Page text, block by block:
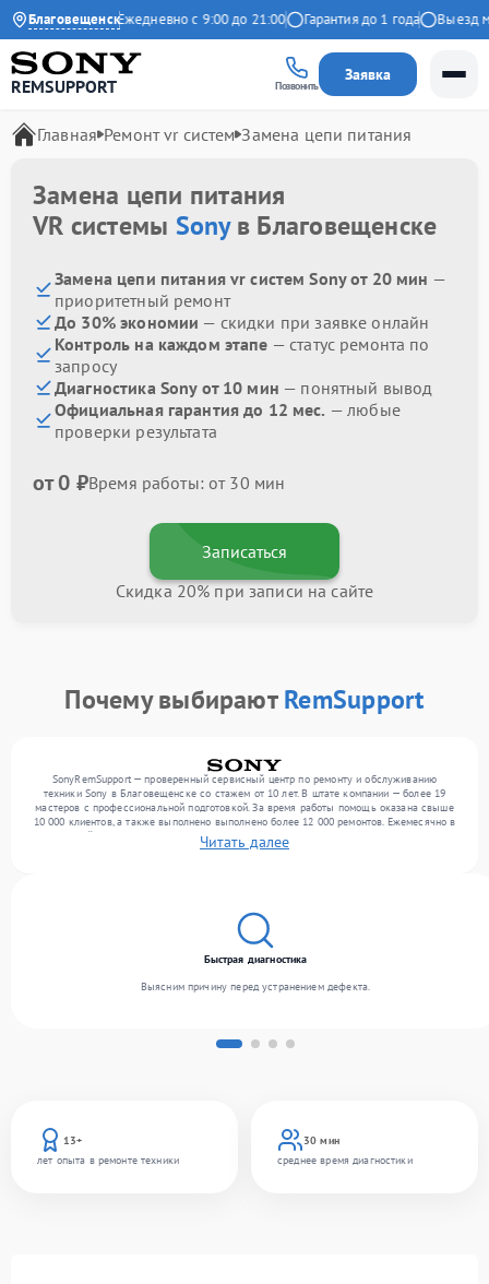
Благовещенск
4.9 на Яндекс Ежедневно с 9:00 до 21:00 Гарантия до 1 года Выезд
REMSUPPORT Позвонить
Заявка
Главная Ремонт vr систем Замена цепи питания
Замена цепи питания
VR системы Sonyв Благовещенске
Замена цепи питания vr систем Sony от 20 мин —
приоритетный ремонт
До 30% экономии — скидки при заявке онлайн
Контроль на каждом этапе — статус ремонта по
запросу
Диагностика Sony от 10 мин — понятный вывод
Официальная гарантия до 12 мес. — любые
проверки результата
от 0 ₽Время работы: от 30 мин
Записаться
Скидка 20% при записи на сайте
Почему выбираютRemSupport
SonyRemSupport — проверенный сервисный центр по ремонту и обслуживанию
техники Sony в Благовещенске со стажем от 10 лет. В штате компании — более 19
мастеров с профессиональной подготовкой. За время работы помощь оказана свыше
10 000 клиентов, а также выполнено выполнено более 12 000 ремонтов. Ежемесячно в
сервисный центр поступает свыше 300 единиц техники, включая , , . Мы работаем с
широким спектром неисправностей и предлагаем стабильный уровень сервиса
Читать далее
13+
лет опыта в ремонте техники
30 мин
среднее время диагностики
Быстрая диагностика
Выясним причину перед устранением дефекта.